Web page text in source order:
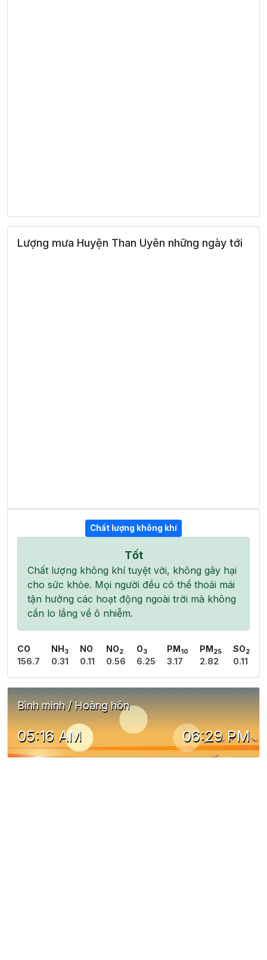
Lượng mưa Huyện Than Uyên những ngày tới
Chất lượng không khí
Tốt
Chất lượng không khí tuyệt vời, không gây hại
cho sức khỏe. Mọi người đều có thể thoải mái
tận hưởng các hoạt động ngoài trời mà không
cần lo lắng về ô nhiễm.
CO
156.7
NH 3
0.31
NO
0.11
NO2
0.56
O3
6.25
PM 10
3.17
PM 25
2.82
SO2
0.11
Bình minh / Hoàng hôn
05:16 AM 06:29 PM